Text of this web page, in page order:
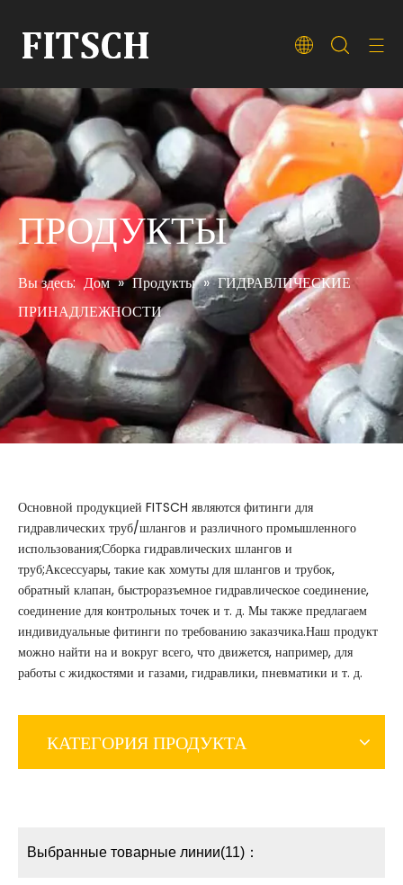
ПРОДУКТЫ
Вы здесь: Дом » Продукты » ГИДРАВЛИЧЕСКИЕ
ПРИНАДЛЕЖНОСТИ
Основной продукцией FITSCH являются фитинги для
гидравлических труб/шлангов и различного промышленного
использования;Сборка гидравлических шлангов и
труб;Аксессуары, такие как хомуты для шлангов и трубок,
обратный клапан, быстроразъемное гидравлическое соединение,
соединение для контрольных точек и т. д. Мы также предлагаем
индивидуальные фитинги по требованию заказчика.Наш продукт
можно найти на и вокруг всего, что движется, например, для
работы с жидкостями и газами, гидравлики, пневматики и т. д.
КАТЕГОРИЯ ПРОДУКТА
Выбранные товарные линии(11)：